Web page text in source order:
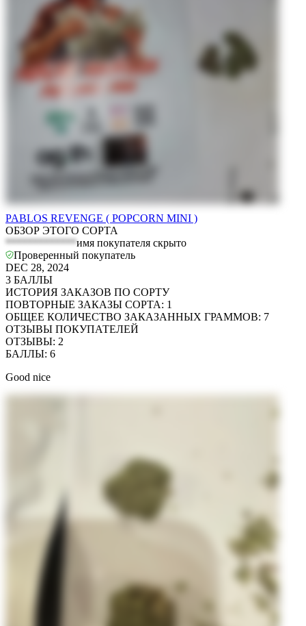
PABLOS REVENGE ( POPCORN MINI )
ОБЗОР ЭТОГО СОРТА
*************имя покупателя скрыто
Проверенный покупатель
DEC 28, 2024
3 БАЛЛЫ
ИСТОРИЯ ЗАКАЗОВ ПО СОРТУ
ПОВТОРНЫЕ ЗАКАЗЫ СОРТА: 1
ОБЩЕЕ КОЛИЧЕСТВО ЗАКАЗАННЫХ ГРАММОВ: 7
ОТЗЫВЫ ПОКУПАТЕЛЕЙ
ОТЗЫВЫ: 2
БАЛЛЫ: 6
Good nice